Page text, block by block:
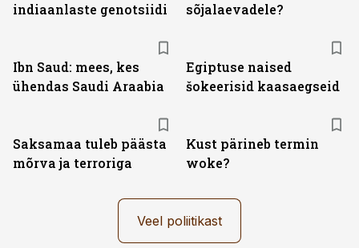
indiaanlaste genotsiidi
sõjalaevadele?
Ibn Saud: mees, kes
ühendas Saudi Araabia
Egiptuse naised
šokeerisid kaasaegseid
Saksamaa tuleb päästa
mõrva ja terroriga
Kust pärineb termin
woke?
Veel poliitikast